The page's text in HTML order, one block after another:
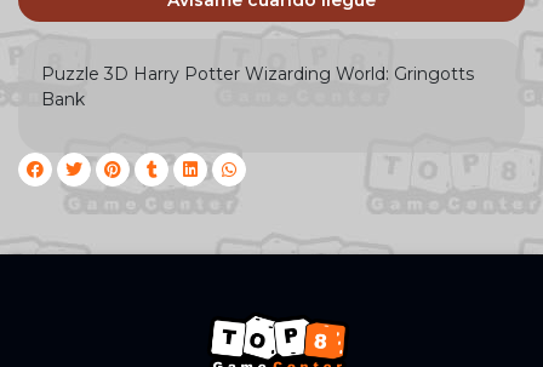
Puzzle 3D Harry Potter Wizarding World: Gringotts
Bank